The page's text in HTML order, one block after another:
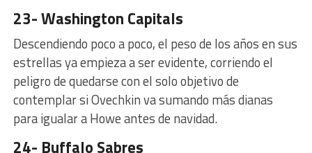
23- Washington Capitals
Descendiendo poco a poco, el peso de los años en sus
estrellas ya empieza a ser evidente, corriendo el
peligro de quedarse con el solo objetivo de
contemplar si Ovechkin va sumando más dianas
para igualar a Howe antes de navidad.
24- Buffalo Sabres